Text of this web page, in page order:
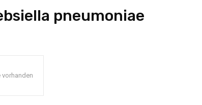
pneumoniae
vorhanden